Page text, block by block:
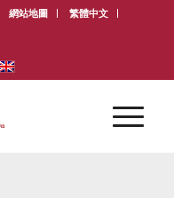
網站地圖 繁體中文